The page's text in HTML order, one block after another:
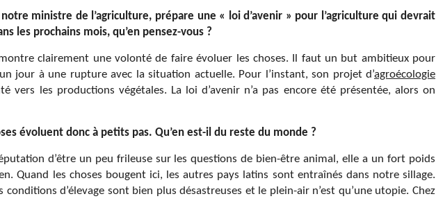
ministre de l’agriculture, prépare une « loi d’avenir » pour l’agriculture qui devrait
les prochains mois, qu’en pensez-vous ?
clairement une volonté de faire évoluer les choses. Il faut un but ambitieux pour
jour à une rupture avec la situation actuelle. Pour l’instant, son projet d’agroécologie
vers les productions végétales. La loi d’avenir n’a pas encore été présentée, alors on
évoluent donc à petits pas. Qu’en est-il du reste du monde ?
d’être un peu frileuse sur les questions de bien-être animal, elle a un fort poids
Quand les choses bougent ici, les autres pays latins sont entraînés dans notre sillage.
conditions d’élevage sont bien plus désastreuses et le plein-air n’est qu’une utopie. Chez